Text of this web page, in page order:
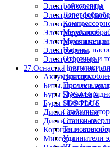
Электроножницы
Электропилы
Электрорубанки
Электроточила и
Электрофены
Электрофрезеры
27.Оснастка для
Аккумуляторы
Биты, насадки,
Буры SDS-MAX
Буры SDS-PLUS
Диски алмазные
Диски пильные
Коронки и чашки
Миксеры
Гайковерты
Насосы,
Отрезные и
Паяльники
Прочее
Пуско-
Пылесосы
Станки
Тепловое
Удлинители